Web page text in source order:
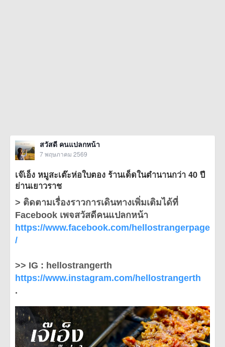
สวัสดี คนแปลกหน้า
7 พฤษภาคม 2569
เจ๊เอ็ง หมูสะเต๊ะห่อใบตอง ร้านเด็ดในตำนานกว่า 40 ปี
ย่านเยาวราช
> ติดตามเรื่องราวการเดินทางเพิ่มเติมได้ที่
Facebook เพจสวัสดีคนแปลกหน้า
https://www.facebook.com/hellostrangerpage
/
>> IG : hellostrangerth
https://www.instagram.com/hellostrangerth
.